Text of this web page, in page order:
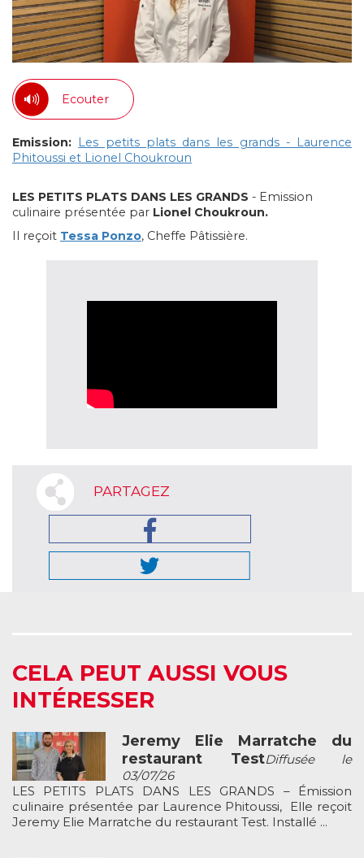
Ecouter
Emission:
Les petits plats dans les grands - Laurence
Phitoussi et Lionel Choukroun
LES PETITS PLATS DANS LES GRANDS - Emission
culinaire présentée par Lionel Choukroun.
Il reçoit Tessa Ponzo, Cheffe Pâtissière.
PARTAGEZ
CELA PEUT AUSSI VOUS
INTÉRESSER
Jeremy Elie Marratche du
restaurant TestDiffusée le
03/07/26
LES PETITS PLATS DANS LES GRANDS – Émission
culinaire présentée par Laurence Phitoussi, Elle reçoit
Jeremy Elie Marratche du restaurant Test. Installé ...